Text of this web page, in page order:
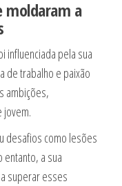
moldaram a
influenciada pela sua
de trabalho e paixão
ambições,
desafios como lesões
a sua
superar esses